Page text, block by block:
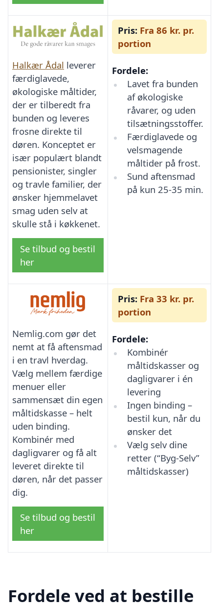
Halkær Ådal leverer
færdiglavede,
økologiske måltider,
der er tilberedt fra
bunden og leveres
frosne direkte til
døren. Konceptet er
især populært blandt
pensionister, singler
og travle familier, der
ønsker hjemmelavet
smag uden selv at
skulle stå i køkkenet.
Se tilbud og bestil
her
Pris: Fra 86 kr. pr.
portion
Fordele:
Lavet fra bunden
af økologiske
råvarer, og uden
tilsætningsstoffer.
Færdiglavede og
velsmagende
måltider på frost.
Sund aftensmad
på kun 25-35 min.
Nemlig.com gør det
nemt at få aftensmad
i en travl hverdag.
Vælg mellem færdige
menuer eller
sammensæt din egen
måltidskasse – helt
uden binding.
Kombinér med
dagligvarer og få alt
leveret direkte til
døren, når det passer
dig.
Se tilbud og bestil
her
Pris: Fra 33 kr. pr.
portion
Fordele:
Kombinér
måltidskasser og
dagligvarer i én
levering
Ingen binding –
bestil kun, når du
ønsker det
Vælg selv dine
retter (“Byg-Selv”
måltidskasser)
Fordele ved at bestille